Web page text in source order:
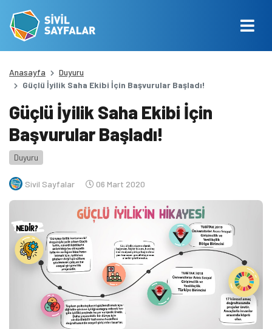
Anasayfa
Duyuru
Güçlü İyilik Saha Ekibi İçin Başvurular Başladı!
Güçlü İyilik Saha Ekibi İçin
Başvurular Başladı!
Duyuru
Sivil Sayfalar 06 Mart 2020